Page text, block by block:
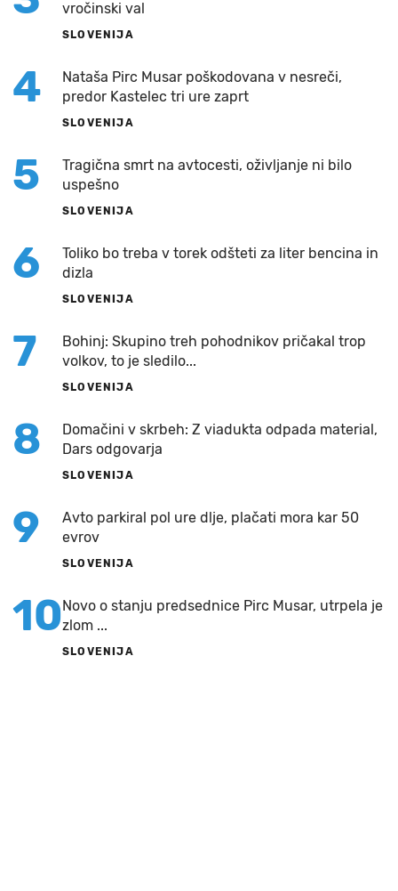
vročinski val
SLOVENIJA
4
Nataša Pirc Musar poškodovana v nesreči,
predor Kastelec tri ure zaprt
SLOVENIJA
5
Tragična smrt na avtocesti, oživljanje ni bilo
uspešno
SLOVENIJA
6
Toliko bo treba v torek odšteti za liter bencina in
dizla
SLOVENIJA
7
Bohinj: Skupino treh pohodnikov pričakal trop
volkov, to je sledilo...
SLOVENIJA
8
Domačini v skrbeh: Z viadukta odpada material,
Dars odgovarja
SLOVENIJA
9
Avto parkiral pol ure dlje, plačati mora kar 50
evrov
SLOVENIJA
10Novo o stanju predsednice Pirc Musar, utrpela je
zlom ...
SLOVENIJA